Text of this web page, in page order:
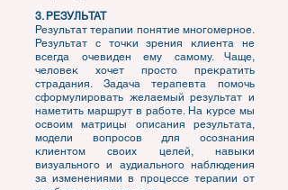
3. РЕЗУЛЬТАТ
Результат терапии понятие многомерное.
Результат с точки зрения клиента не
всегда очевиден ему самому. Чаще,
человек хочет просто прекратить
страдания. Задача терапевта помочь
сформулировать желаемый результат и
наметить маршрут в работе. На курсе мы
освоим матрицы описания результата,
модели вопросов для осознания
клиентом своих целей, навыки
визуального и аудиального наблюдения
за изменениями в процессе терапии от